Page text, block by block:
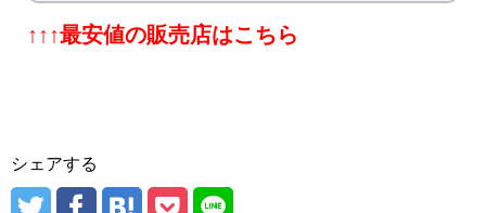
↑↑↑最安値の販売店はこちら
シェアする